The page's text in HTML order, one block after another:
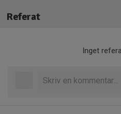
Referat
Inget